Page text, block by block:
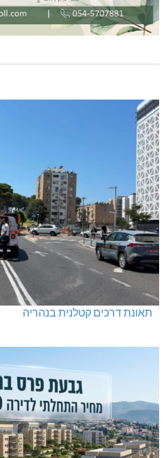
תאונת דרכים קטלנית בנהריה